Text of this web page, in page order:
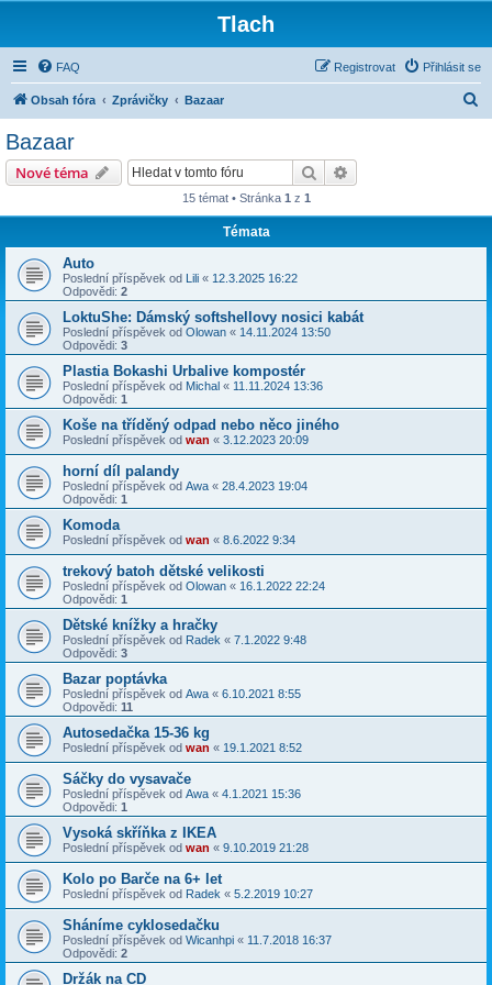
Tlach
FAQ Přihlásit se
Registrovat
Obsah fóra Zprávičky Bazaar
Bazaar
Nové téma Hledat
15 témat • Stránka 1 z 1
Témata
Auto
Poslední příspěvek od Lili « 12.3.2025 16:22
Odpovědi: 2
LoktuShe: Dámský softshellovy nosici kabát
Poslední příspěvek od Olowan « 14.11.2024 13:50
Odpovědi: 3
Plastia Bokashi Urbalive kompostér
Poslední příspěvek od Michal « 11.11.2024 13:36
Odpovědi: 1
Koše na tříděný odpad nebo něco jiného
Poslední příspěvek od wan « 3.12.2023 20:09
horní díl palandy
Poslední příspěvek od Awa « 28.4.2023 19:04
Odpovědi: 1
Komoda
Poslední příspěvek od wan « 8.6.2022 9:34
trekový batoh dětské velikosti
Poslední příspěvek od Olowan « 16.1.2022 22:24
Odpovědi: 1
Dětské knížky a hračky
Poslední příspěvek od Radek « 7.1.2022 9:48
Odpovědi: 3
Bazar poptávka
Poslední příspěvek od Awa « 6.10.2021 8:55
Odpovědi: 11
Autosedačka 15-36 kg
Poslední příspěvek od wan « 19.1.2021 8:52
Sáčky do vysavače
Poslední příspěvek od Awa « 4.1.2021 15:36
Odpovědi: 1
Vysoká skříňka z IKEA
Poslední příspěvek od wan « 9.10.2019 21:28
Kolo po Barče na 6+ let
Poslední příspěvek od Radek « 5.2.2019 10:27
Sháníme cyklosedačku
Poslední příspěvek od Wicanhpi « 11.7.2018 16:37
Odpovědi: 2
Držák na CD